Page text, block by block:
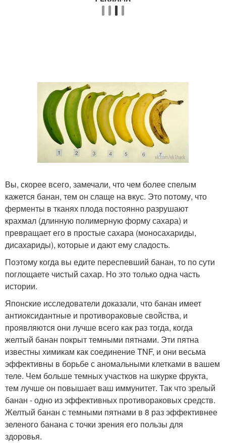
Вы, скорее всего, замечали, что чем более спелым
кажется банан, тем он слаще на вкус. Это потому, что
ферменты в тканях плода постоянно разрушают
крахмал (длинную полимерную форму сахара) и
превращает его в простые сахара (моносахариды,
дисахариды), которые и дают ему сладость.
Поэтому когда вы едите переспевший банан, то по сути
поглощаете чистый сахар. Но это только одна часть
истории.
Японские исследователи доказали, что банан имеет
антиоксидантные и противораковые свойства, и
проявляются они лучше всего как раз тогда, когда
желтый банан покрыт темными пятнами. Эти пятна
известны химикам как соединение TNF, и они весьма
эффективны в борьбе с аномальными клетками в вашем
теле. Чем больше темных участков на шкурке фрукта,
тем лучше он повышает ваш иммунитет. Так что зрелый
банан - одно из эффективных противораковых средств.
Желтый банан с темными пятнами в 8 раз эффективнее
зеленого банана с точки зрения его пользы для
здоровья.